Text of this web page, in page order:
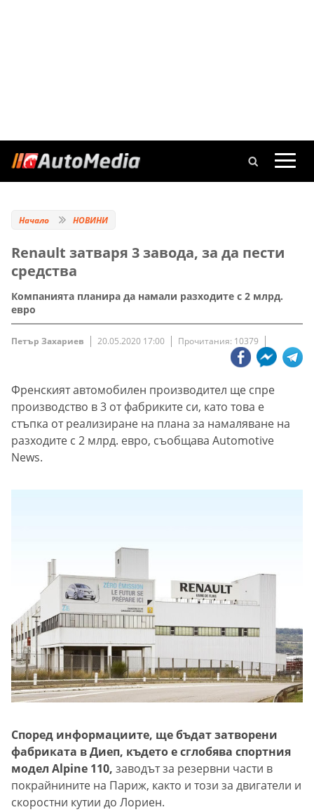
Начало НОВИНИ
Renault затваря 3 завода, за да пести
средства
Компанията планира да намали разходите с 2 млрд.
евро
Петър Захариев 20.05.2020 17:00 Прочитания: 10379
Френският автомобилен производител ще спре
производство в 3 от фабриките си, като това е
стъпка от реализиране на плана за намаляване на
разходите с 2 млрд. евро, съобщава Automotive
News.
Според информациите, ще бъдат затворени
фабриката в Диеп, където е сглобява спортния
модел Alpine 110, заводът за резервни части в
покрайнините на Париж, както и този за двигатели и
скоростни кутии до Лориен.